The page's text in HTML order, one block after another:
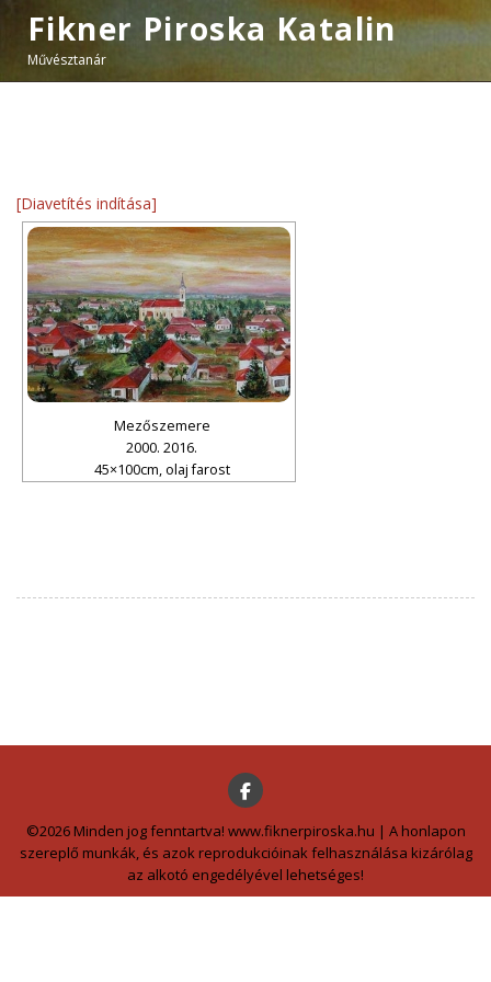
Fikner Piroska Katalin
Művésztanár
[Diavetítés indítása]
Mezőszemere
2000. 2016.
45×100cm, olaj farost
©2026 Minden jog fenntartva! www.fiknerpiroska.hu | A honlapon
szereplő munkák, és azok reprodukcióinak felhasználása kizárólag
az alkotó engedélyével lehetséges!